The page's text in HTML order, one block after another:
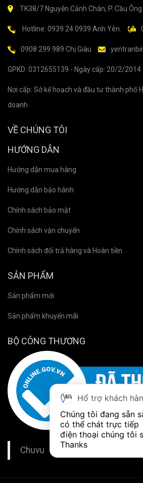
TK38/7 Nguyễn Cảnh Chân, P. Cầu
Hotline: 0939 24 0939 Anh Yên.
0908 299.989 Chị Giàu
GPKD: 0312655139 - Ngày cấp: 20/2/2014
Nơi cấp: Sở kế hoạch và đầu tư thành phố
doanh
VỀ CHÚNG TÔI
HƯỚNG DẪN
Hướng dẫn mua hàng
Hướng dẫn bảo hành
Chính sách bảo mật
Chính sách vận chuyển
Chính sách đổi trả hàng và Hoàn tiền
SẢN PHẨM
Sản phẩm mới
Sản phẩm khuyến mãi
BỘ CÔNG THƯƠNG
Chuvu
Hổ trợ khách
Chúng tôi đang sẵn
có thể chát trực tiếp
điện thoại chúng tôi
Thanks